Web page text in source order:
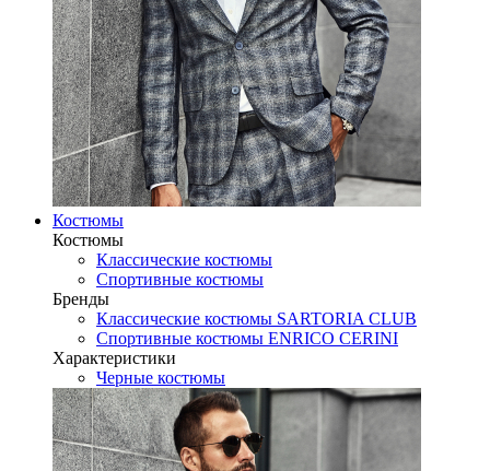
Костюмы
Костюмы
Классические костюмы
Спортивные костюмы
Бренды
Классические костюмы SARTORIA CLUB
Спортивные костюмы ENRICO CERINI
Характеристики
Черные костюмы